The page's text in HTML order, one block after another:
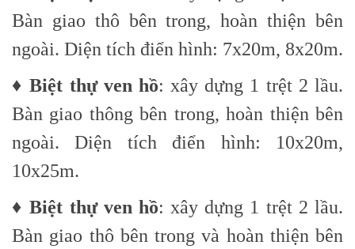
Bàn giao thô bên trong, hoàn thiện bên
ngoài. Diện tích điển hình: 7x20m, 8x20m.
♦Biệt thự ven hồ: xây dựng 1 trệt 2 lầu.
Bàn giao thông bên trong, hoàn thiện bên
ngoài. Diện tích điển hình: 10x20m,
10x25m.
♦Biệt thự ven hồ: xây dựng 1 trệt 2 lầu.
Bàn giao thô bên trong và hoàn thiện bên